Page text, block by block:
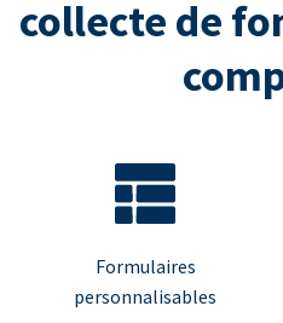
collecte de
Formulaires
personnalisables